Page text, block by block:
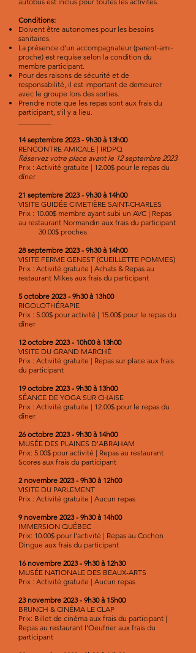
Conditions:
Doivent être autonomes pour les besoins
sanitaires.
La présence d'un accompagnateur (parent-ami-
proche) est requise selon la condition du
membre participant.
Pour des raisons de sécurité et de
responsabilité, il est important de demeurer
avec le groupe lors des sorties.
Prendre note que les repas sont aux frais du
participant, s'il y a lieu.
14 septembre 2023 - 9h30 à 13h00
RENCONTRE AMICALE | IRDPQ
Réservez votre place avant le 12 septembre 2023
Prix : Activité gratuite | 12.00$ pour le repas du
dîner
21 septembre 2023 - 9h30 à 14h00
VISITE GUIDÉE CIMETIÈRE SAINT-CHARLES
Prix : 10.00$ membre ayant subi un AVC | Repas
au restaurant Normandin aux frais du participant
30.00$ proches
28 septembre 2023 - 9h30 à 14h00
VISITE FERME GENEST (CUEILLETTE POMMES)
Prix : Activité gratuite | Achats & Repas au
restaurant Mikes aux frais du participant
5 octobre 2023 - 9h30 à 13h00
RIGOLOTHÉRAPIE
Prix : 5.00$ pour activité | 15.00$ pour le repas du
dîner
12 octobre 2023 - 10h00 à 13h00
VISITE DU GRAND MARCHÉ
Prix : Activité gratuite | Repas sur place aux frais
du participant
19 octobre 2023 - 9h30 à 13h00
SÉANCE DE YOGA SUR CHAISE
Prix : Activité gratuite | 12.00$ pour le repas du
dîner
26 octobre 2023 - 9h30 à 14h00
MUSÉE DES PLAINES D'ABRAHAM
Prix: 5.00$ pour activité | Repas au restaurant
Scores aux frais du participant
2 novembre 2023 - 9h30 à 12h00
VISITE DU PARLEMENT
Prix : Activité gratuite | Aucun repas
9 novembre 2023 - 9h30 à 14h00
IMMERSION QUÉBEC
Prix: 10.00$ pour l'activité | Repas au Cochon
Dingue aux frais du participant
16 novembre 2023 - 9h30 à 12h30
MUSÉE NATIONALE DES BEAUX-ARTS
Prix : Activité gratuite | Aucun repas
23 novembre 2023 - 9h30 à 15h00
BRUNCH & CINÉMA LE CLAP
Prix: Billet de cinéma aux frais du participant |
Repas au restaurant l'Oeufrier aux frais du
participant